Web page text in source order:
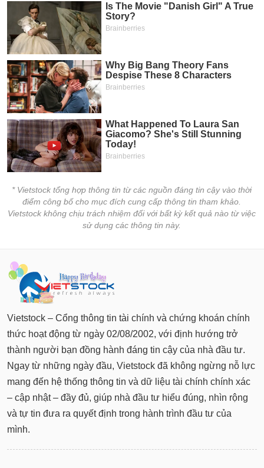
* Vietstock tổng hợp thông tin từ các nguồn đáng tin cậy vào thời
điểm công bố cho mục đích cung cấp thông tin tham khảo.
Vietstock không chịu trách nhiệm đối với bất kỳ kết quả nào từ việc
sử dụng các thông tin này.
Vietstock – Cổng thông tin tài chính và chứng khoán chính
thức hoạt động từ ngày 02/08/2002, với định hướng trở
thành người bạn đồng hành đáng tin cậy của nhà đầu tư.
Ngay từ những ngày đầu, Vietstock đã không ngừng nỗ lực
mang đến hệ thống thông tin và dữ liệu tài chính chính xác
– cập nhật – đầy đủ, giúp nhà đầu tư hiểu đúng, nhìn rộng
và tự tin đưa ra quyết định trong hành trình đầu tư của
mình.
Công
cụ
đầu
tư
Truyền
thông
tài
chính
tài
chính